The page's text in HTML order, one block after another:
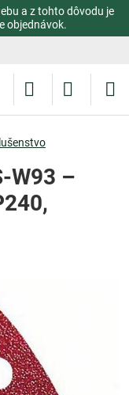
a z tohto dôvodu je
objednávok.
W93 –